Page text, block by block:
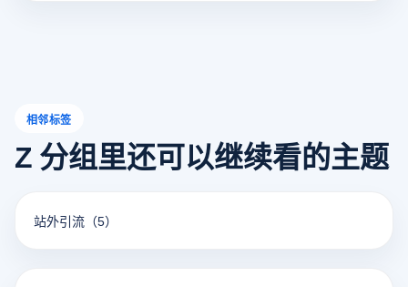
相邻标签
Z 分组里还可以继续看的主题
站外引流 （5）